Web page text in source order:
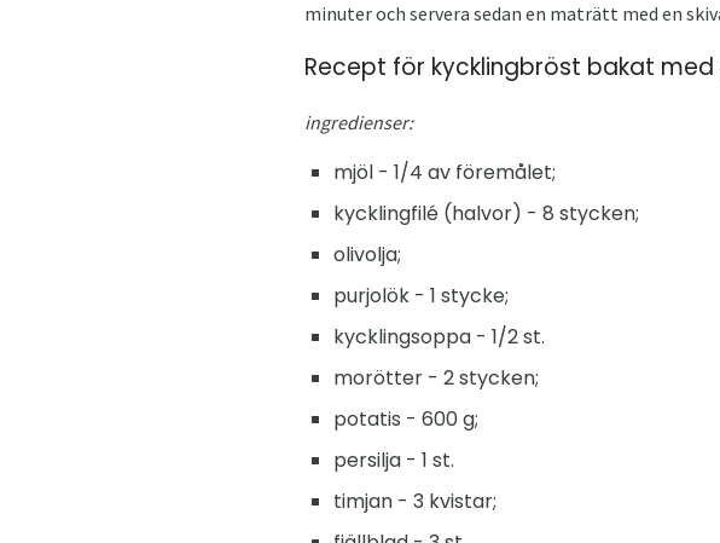
minuter och servera sedan en maträtt med en
Recept för kycklingbröst bakat med
ingredienser:
mjöl - 1/4 av föremålet;
kycklingfilé (halvor) - 8 stycken;
olivolja;
purjolök - 1 stycke;
kycklingsoppa - 1/2 st.
morötter - 2 stycken;
potatis - 600 g;
persilja - 1 st.
timjan - 3 kvistar;